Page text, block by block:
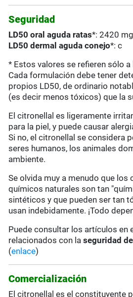
Seguridad
LD50 oral aguda ratas*: 2420
LD50 dermal aguda conejo*: c
* Estos valores se refieren sólo
Cada formulación debe tener
propios LD50, de ordinario
(es decir menos tóxicos) que la
El citronellal es ligeramente
para la piel, y puede causar
Si no, el citronellal se considera
seres humanos, los animales
ambiente.
Se olvida muy a menudo que los
químicos naturales son tan
sintéticos y que pueden ser tan
usan indebidamente. ¡Todo
Puede consultar los artículos en
relacionados con laseguridad
(enlace)
Comercialización
El citronellal es el constituyente